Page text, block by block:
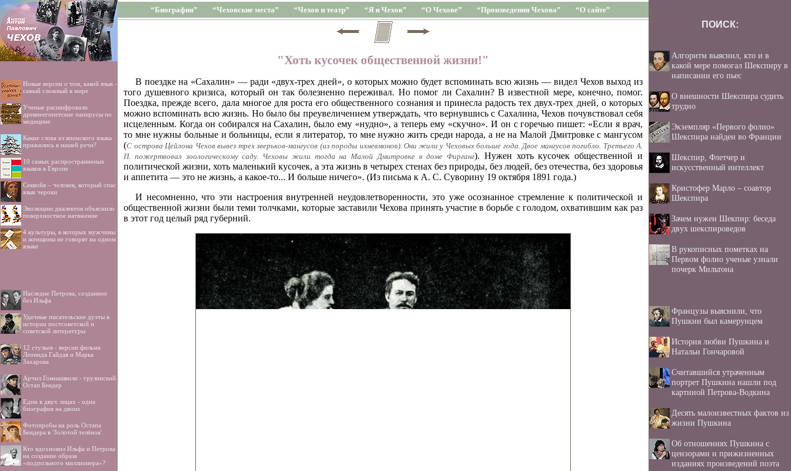
“Биография” “Чеховские места” “Чехов и театр” “Я и Чехов” “О Чехове” “Произведения Чехова” “О сайте”
Новые версии о том, какой язык -
самый сложный в мире
Ученые расшифровали
древнеегипетские папирусы по
медицине
Какие слова из японского языка
прижились в нашей речи?
10 самых распространненых
языков в Европе
Секвойя – человек, который спас
язык чероки
Эволюцию диалектов объяснило
поверхностное натяжение
4 культуры, в которых мужчины
и женщины не говорят на одном
языке
Наследие Петрова, созданное
без Ильфа
Удачные писательские дуэты в
истории постсоветской и
советской литературы
12 стульев - версии фильма
Леонида Гайдая и Марка
Захарова
Арчил Гомиашвили - грузинский
Остап Бендер
Един в двух лицах - одна
биография на двоих
Фотопробы на роль Остапа
Бендера в 'Золотой телёнок'
Кто вдохновил Ильфа и Петрова
на создание образа
«подпольного миллионера»?
"Хоть кусочек общественной жизни!"
В поездке на «Сахалин» — ради «двух-трех дней», о которых можно будет вспоминать всю жизнь — видел Чехов выход из
того душевного кризиса, который он так болезненно переживал. Но помог ли Сахалин? В известной мере, конечно, помог.
Поездка, прежде всего, дала многое для роста его общественного сознания и принесла радость тех двух-трех дней, о которых
можно вспоминать всю жизнь. Но было бы преувеличением утверждать, что вернувшись с Сахалина, Чехов почувствовал себя
исцеленным. Когда он собирался на Сахалин, было ему «нудно», а теперь ему «скучно». И он с горечью пишет: «Если я врач,
то мне нужны больные и больницы, если я литератор, то мне нужно жить среди народа, а не на Малой Дмитровке с мангусом
(С острова Цейлона Чехов вывез трех зверьков-мангусов (из породы ихневмонов). Они жили у Чеховых больше года. Двое мангусов погибло. Третьего А.
П. пожертвовал зоологическому саду. Чеховы жили тогда на Малой Дмитровке в доме Фирганг). Нужен хоть кусочек общественной и
политической жизни, хоть маленький кусочек, а эта жизнь в четырех стенах без природы, без людей, без отечества, без здоровья
и аппетита — это не жизнь, а какое-то... И больше ничего». (Из письма к А. С. Суворину 19 октября 1891 года.)
И несомненно, что эти настроения внутренней неудовлетворенности, это уже осознанное стремление к политической и
общественной жизни были теми толчками, которые заставили Чехова принять участие в борьбе с голодом, охватившим как раз
в этот год целый ряд губерний.
ПОИСК:
Алгоритм выяснил, кто и в
какой мере помогал Шекспиру в
написании его пьес
О внешности Шекспира судить
трудно
Экземпляр «Первого фолио»
Шекспира найден во Франции
Шекспир, Флетчер и
искусственный интеллект
Кристофер Марло – соавтор
Шекспира
Зачем нужен Шекпир: беседа
двух шекспироведов
В рукописных пометках на
Первом фолио ученые узнали
почерк Мильтона
Французы выяснили, что
Пушкин был камерунцем
История любви Пушкина и
Натальи Гончаровой
Считавшийся утраченным
портрет Пушкина нашли под
картиной Петрова-Водкина
Десять малоизвестных фактов из
жизни Пушкина
Об отношениях Пушкина с
цензорами и прижизненных
изданиях произведений поэта